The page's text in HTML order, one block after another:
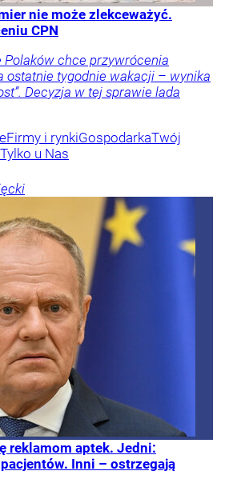
nie może zlekceważyć.
CPN
chce przywrócenia
ostatnie tygodnie wakacji – wynika
Decyzja w tej sprawie lada
Firmy i rynkiGospodarkaTwój
Tylko u Nas
reklamom aptek. Jedni:
Inni – ostrzegają